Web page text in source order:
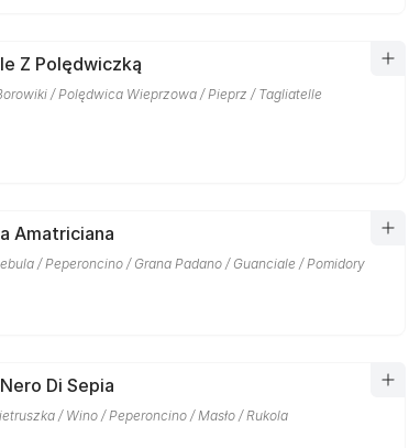
Z Polędwiczką
/ Polędwica Wieprzowa / Pieprz / Tagliatelle
Amatriciana
/ Peperoncino / Grana Padano / Guanciale / Pomidory
Di Sepia
/ Wino / Peperoncino / Masło / Rukola